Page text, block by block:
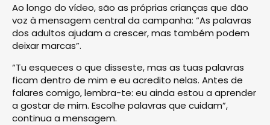
Ao longo do vídeo, são as próprias crianças que dão
voz à mensagem central da campanha: “As palavras
dos adultos ajudam a crescer, mas também podem
deixar marcas”.
“Tu esqueces o que disseste, mas as tuas palavras
ficam dentro de mim e eu acredito nelas. Antes de
falares comigo, lembra-te: eu ainda estou a aprender
a gostar de mim. Escolhe palavras que cuidam”,
continua a mensagem.